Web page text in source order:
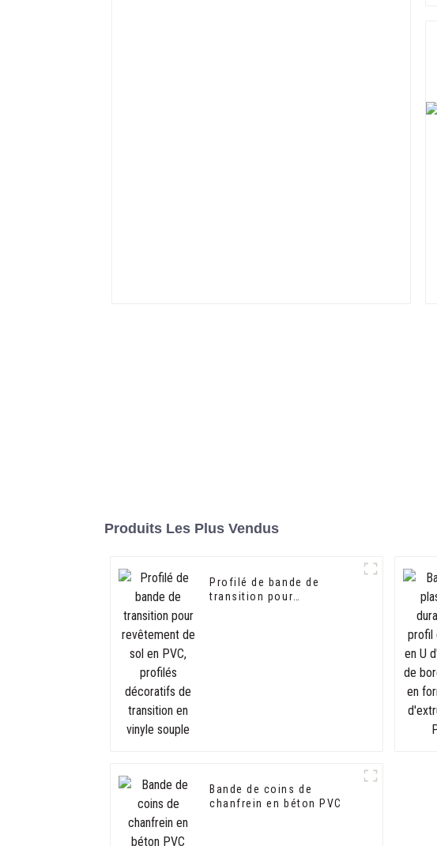
Produits Les Plus Vendus
Profilé de bande de
transition pour
Bande de coins de
chanfrein en béton PVC